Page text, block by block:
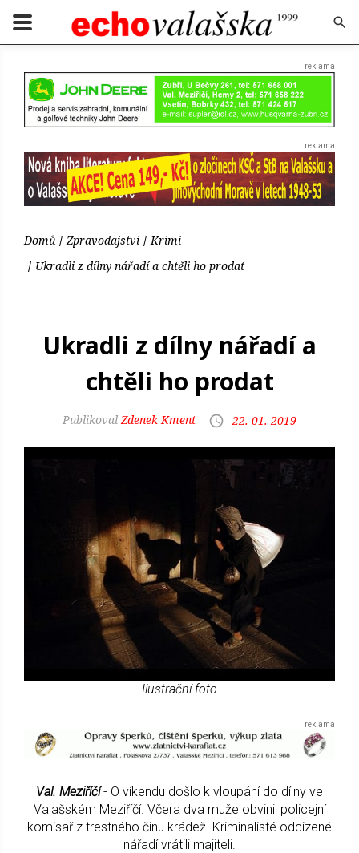
Domů Zpravodajství
Krimi
Ukradli z dílny nářadí a chtěli ho prodat
Ukradli z dílny nářadí a
chtěli ho prodat
Zdenek Kment 22. 01. 2019
Ilustrační foto
Val. Meziříčí - O víkendu došlo k vloupání do dílny ve
Valašském Meziříčí. Včera dva muže obvinil policejní
komisař z trestného činu krádež. Kriminalisté odcizené
nářadí vrátili majiteli.